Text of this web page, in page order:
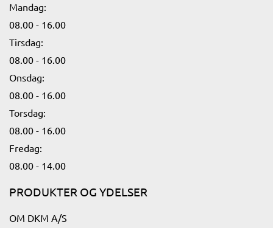
Mandag:​
08.00 - 16.00​
Tirsdag:
08.00 - 16.00​
Onsdag:
08.00 - 16.00​
Torsdag:
08.00 - 16.00​
Fredag:
08.00 - 14.00​
PRODUKTER OG YDELSER
OM DKM A/S